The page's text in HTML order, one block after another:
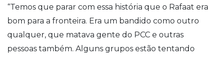
“Temos que parar com essa história que o Rafaat era
bom para a fronteira. Era um bandido como outro
qualquer, que matava gente do PCC e outras
pessoas também. Alguns grupos estão tentando